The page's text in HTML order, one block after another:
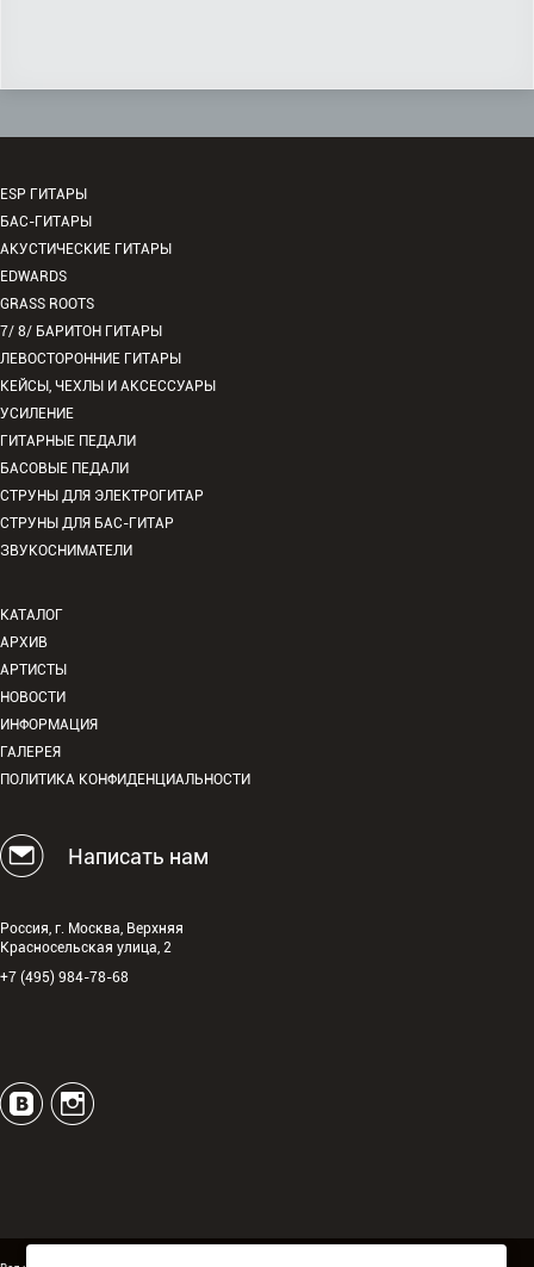
ESP ГИТАРЫ
БАС-ГИТАРЫ
АКУСТИЧЕСКИЕ ГИТАРЫ
EDWARDS
GRASS ROOTS
7/ 8/ БАРИТОН ГИТАРЫ
ЛЕВОСТОРОННИЕ ГИТАРЫ
КЕЙСЫ, ЧЕХЛЫ И АКСЕССУАРЫ
УСИЛЕНИЕ
ГИТАРНЫЕ ПЕДАЛИ
БАСОВЫЕ ПЕДАЛИ
СТРУНЫ ДЛЯ ЭЛЕКТРОГИТАР
СТРУНЫ ДЛЯ БАС-ГИТАР
ЗВУКОСНИМАТЕЛИ
КАТАЛОГ
АРХИВ
АРТИСТЫ
НОВОСТИ
ИНФОРМАЦИЯ
ГАЛЕРЕЯ
ПОЛИТИКА КОНФИДЕНЦИАЛЬНОСТИ
Написать нам
Россия, г. Москва, Верхняя
Красносельская улица, 2
+7 (495) 984-78-68